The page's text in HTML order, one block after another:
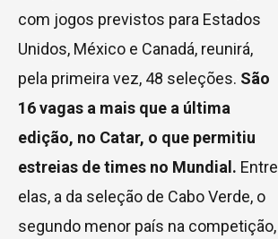
com jogos previstos para Estados
Unidos, México e Canadá, reunirá,
pela primeira vez, 48 seleções. São
16 vagas a mais que a última
edição, no Catar, o que permitiu
estreias de times no Mundial. Entre
elas, a da seleção de Cabo Verde, o
segundo menor país na competição,